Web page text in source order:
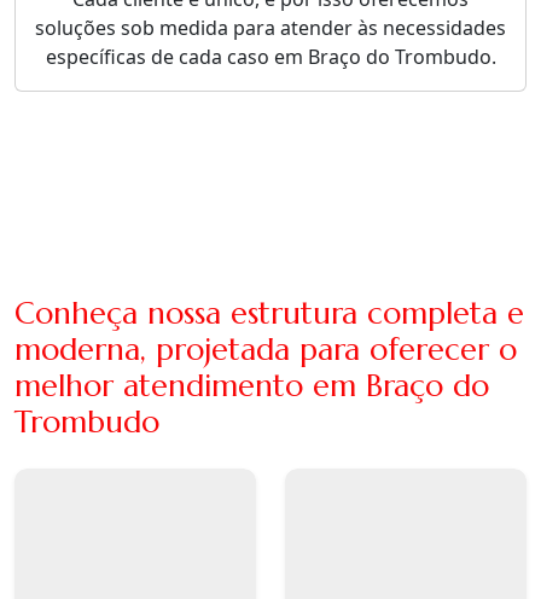
soluções sob medida para atender às necessidades
específicas de cada caso em Braço do Trombudo.
Conheça nossa estrutura completa e
moderna, projetada para oferecer o
melhor atendimento em Braço do
Trombudo